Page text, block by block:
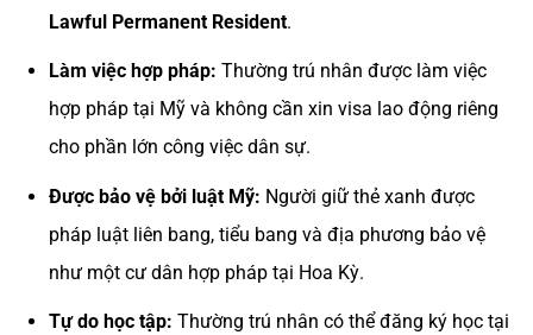
Lawful Permanent Resident.
Làm việc hợp pháp: Thường trú nhân được làm việc
hợp pháp tại Mỹ và không cần xin visa lao động riêng
cho phần lớn công việc dân sự.
Được bảo vệ bởi luật Mỹ: Người giữ thẻ xanh được
pháp luật liên bang, tiểu bang và địa phương bảo vệ
như một cư dân hợp pháp tại Hoa Kỳ.
Tự do học tập: Thường trú nhân có thể đăng ký học tại